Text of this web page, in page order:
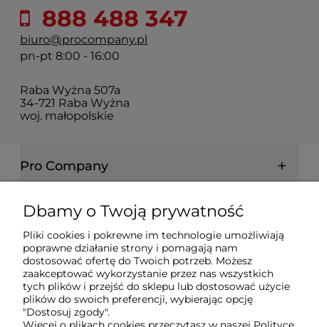
888 488 347
biuro@procompany.pl
pn-pt 8:00 - 16:00
Raba Wyżna 507a
34-721 Raba Wyżna
woj. małopolskie
Pro Company
Farby | Lakiery | Emalie
Ochrona drewna | metalu | betonu
Informacje prawne
Dbamy o Twoją prywatność
Pliki cookies i pokrewne im technologie umożliwiają
poprawne działanie strony i pomagają nam
dostosować ofertę do Twoich potrzeb. Możesz
zaakceptować wykorzystanie przez nas wszystkich
tych plików i przejść do sklepu lub dostosować użycie
plików do swoich preferencji, wybierając opcję
"Dostosuj zgody".